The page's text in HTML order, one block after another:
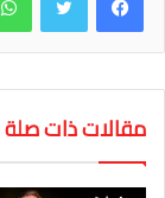
مقالات ذات صلة